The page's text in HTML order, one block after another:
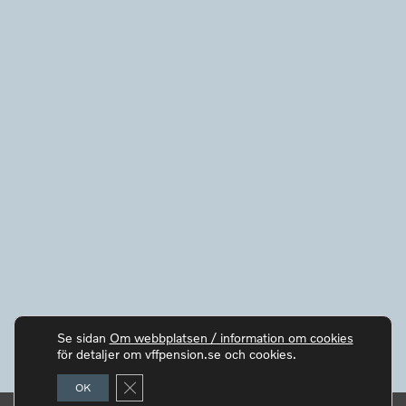
© Copyright VFF Pension 2017 - 2026
Se sidan Om webbplatsen / information om cookies
för detaljer om vffpension.se och cookies.
OK Close GDPR Cookie Banner